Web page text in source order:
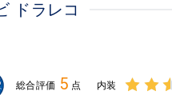
ドラレコ
総合評価 5 点 内装